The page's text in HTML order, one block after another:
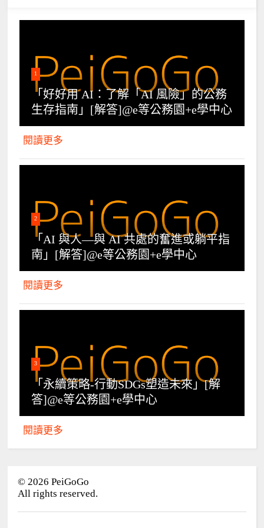
1
「好好用 AI：了解「AI 風險」的公務
生存指南」[解答]@e等公務園+e學中心
閱讀更多
2
「AI 與人—與 AI 共處的奮進或躺平指
南」[解答]@e等公務園+e學中心
閱讀更多
3
「永續策略-行動SDGs塑造未來」[解
答]@e等公務園+e學中心
閱讀更多
© 2026 PeiGoGo
All rights reserved.